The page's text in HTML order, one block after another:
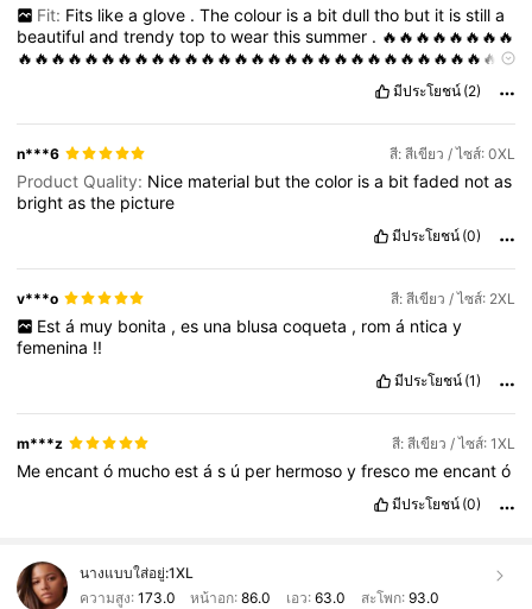
Fit: Fits like a glove . The colour is a bit dull tho but it is still a
beautifulandtrendytoptowearthissummer . 🔥🔥🔥🔥🔥🔥🔥🔥
🔥🔥🔥🔥🔥🔥🔥🔥🔥🔥🔥🔥🔥🔥🔥🔥🔥🔥🔥🔥🔥🔥🔥🔥🔥🔥🔥🔥🔥
🔥🔥🔥🔥🔥🔥🔥🔥🔥🔥🔥🔥🔥🔥🔥🔥🔥🔥🔥🔥🔥🔥🔥🔥🔥🔥🔥🔥🔥
มีประโยชน์ (2)
n***6 สี: สีเขียว / ไซส์: 0XL
Product Quality: Nice material butthecolor isa bitfaded notas
brightasthe picture
มีประโยชน์ (0)
v***o สี: สีเขียว / ไซส์: 2XL
Est á muy bonita , es una blusa coqueta , rom á ntica y
femenina !!
มีประโยชน์ (1)
m***z สี: สีเขียว / ไซส์: 1XL
Meencantó muchoestás ú per hermosoyfresco meencantó
มีประโยชน์ (0)
นางแบบใส่อยู่:1XL
ความสูง: 173.0 หน้าอก:86.0 เอว: 63.0 สะโพก: 93.0